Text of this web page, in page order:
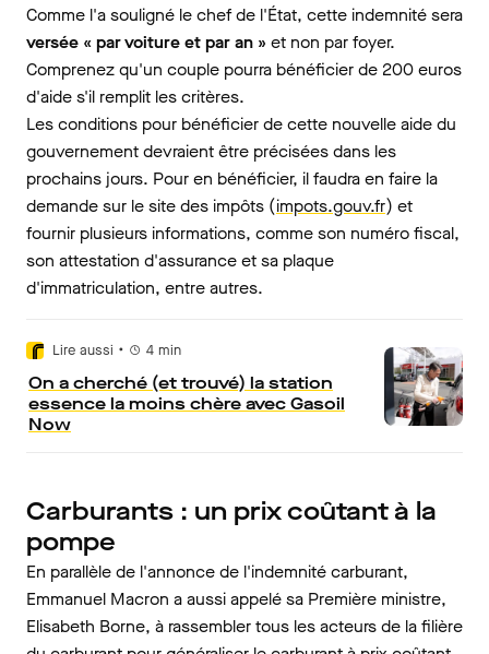
Comme l'a souligné le chef de l'État, cette indemnité sera
versée « par voiture et par an » et non par foyer.
Comprenez qu'un couple pourra bénéficier de 200 euros
d'aide s'il remplit les critères.
Les conditions pour bénéficier de cette nouvelle aide du
gouvernement devraient être précisées dans les
prochains jours. Pour en bénéficier, il faudra en faire la
demande sur le site des impôts (impots.gouv.fr) et
fournir plusieurs informations, comme son numéro fiscal,
son attestation d'assurance et sa plaque
d'immatriculation, entre autres.
Lire aussi • 4 min
On a cherché (et trouvé) la station
essence la moins chère avec Gasoil
Now
Carburants : un prix coûtant à la
pompe
En parallèle de l'annonce de l'indemnité carburant,
Emmanuel Macron a aussi appelé sa Première ministre,
Elisabeth Borne, à rassembler tous les acteurs de la filière